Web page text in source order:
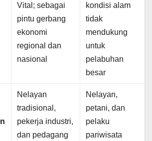
Vital; sebagai
pintu gerbang
ekonomi
regional dan
nasional
kondisi alam
tidak
mendukung
untuk
pelabuhan
besar
Nelayan
tradisional,
pekerja industri,
dan pedagang
Nelayan,
petani, dan
pelaku
pariwisata